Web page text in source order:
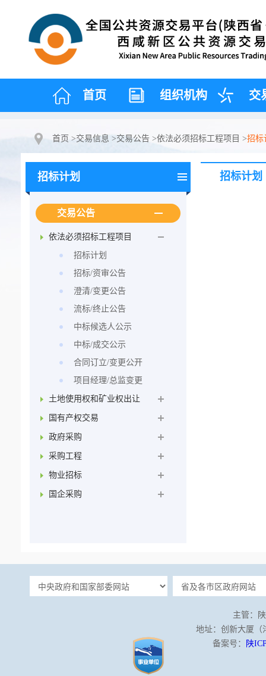
首页 组织机构 交
首页 >交易信息 >交易公告 >依法必须招标工程项目 >招标
招标计划
交易公告
依法必须招标工程项目
招标计划
招标/资审公告
澄清/变更公告
流标/终止公告
中标候选人公示
中标/成交公示
合同订立/变更公开
项目经理/总监变更
土地使用权和矿业权出让
国有产权交易
政府采购
采购工程
物业招标
国企采购
招标计划
主管：
地址：创新大厦（
备案号：
陕